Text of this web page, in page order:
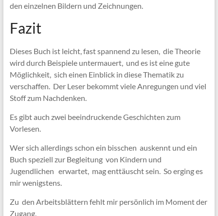
den einzelnen Bildern und Zeichnungen.
Fazit
Dieses Buch ist leicht, fast spannend zu lesen, die Theorie
wird durch Beispiele untermauert, und es ist eine gute
Möglichkeit, sich einen Einblick in diese Thematik zu
verschaffen. Der Leser bekommt viele Anregungen und viel
Stoff zum Nachdenken.
Es gibt auch zwei beeindruckende Geschichten zum
Vorlesen.
Wer sich allerdings schon ein bisschen auskennt und ein
Buch speziell zur Begleitung von Kindern und
Jugendlichen erwartet, mag enttäuscht sein. So erging es
mir wenigstens.
Zu den Arbeitsblättern fehlt mir persönlich im Moment der
Zugang.